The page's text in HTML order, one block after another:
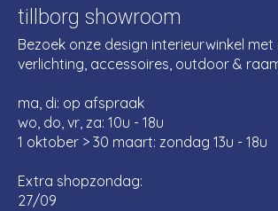
tillborg showroom
Bezoek onze design interieurwinkel met
verlichting, accessoires, outdoor &
ma, di: op afspraak
wo, do, vr, za: 10u - 18u
1 oktober > 30 maart: zondag 13u - 18u
Extra shopzondag:
27/09